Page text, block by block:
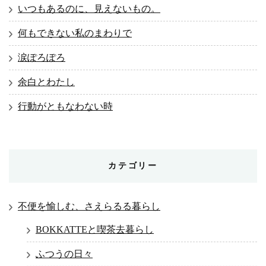
いつもあるのに、見えないもの。
何もできない私のまわりで
涙ぽろぽろ
余白とわたし
行動がともなわない時
カテゴリー
不便を愉しむ、さえらるる暮らし
BOKKATTEと喫茶去暮らし
ふつうの日々